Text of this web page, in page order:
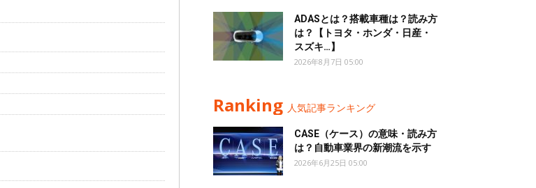
ADASとは？搭載車種は？読み方
は？【トヨタ・ホンダ・日産・
スズキ…】
2026年8月7日 05:00
Ranking 人気記事ランキング
CASE（ケース）の意味・読み方
は？自動車業界の新潮流を示す
2026年6月25日 05:00